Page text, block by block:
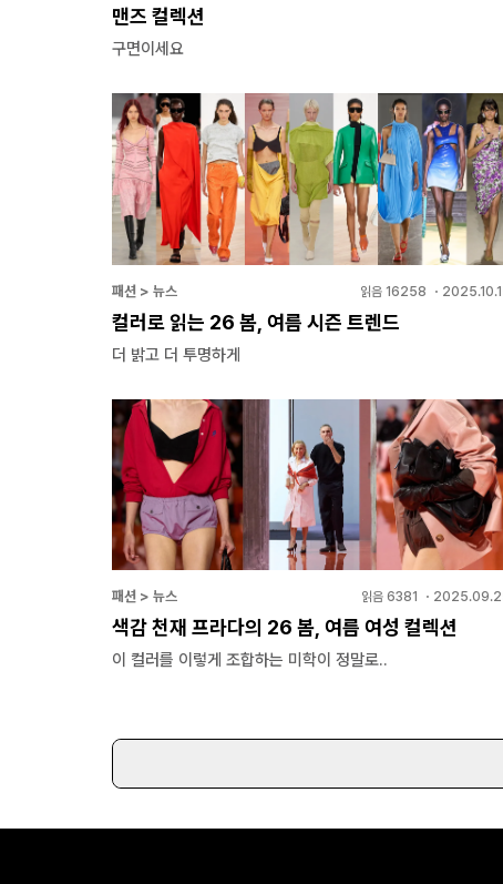
맨즈 컬렉션
구면이세요
패션 > 뉴스 읽음 16258 ・
컬러로 읽는 26 봄, 여름 시즌 트렌드
더 밝고 더 투명하게
패션 > 뉴스 읽음 6381 ・
색감 천재 프라다의 26 봄, 여름 여성 컬렉션
이 컬러를 이렇게 조합하는 미학이 정말로..